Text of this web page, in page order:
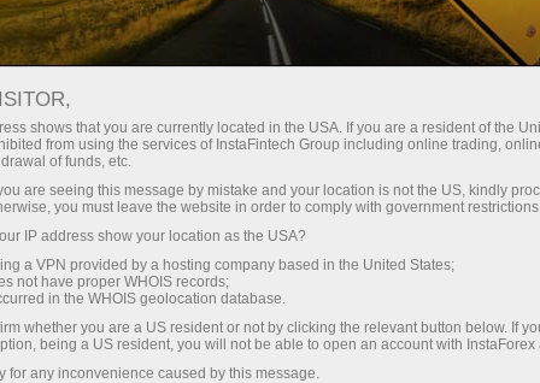
Dành cho Nhà giao dịch
Điều kiện giao dịch
An toàn với InstaForex
An toàn với InstaForex
Sau khi mở tài khoản với InstaForex, khách
hàng sẽ được hưởng dịch vụ bảo mật an toàn
cho tài khoản của mình cả trên phương diện tài
chính và kỹ thuật. Cũng cần nói thêm là hầu hết
các công nghệ được Công ty InstaForex sử
dụng đều có độ bảo vệ an toàn ngang với ngân
hàng.
shows that you are currently located in the USA. If you are a resident of the
from using the services of InstaFintech Group including online trading,
of funds, etc.
are seeing this message by mistake and your location is not the US, kindly
you must leave the website in order to comply with government
IP address show your location as the USA?
a VPN provided by a hosting company based in the United States;
not have proper WHOIS records;
in the WHOIS geolocation database.
whether you are a US resident or not by clicking the relevant button below. If
being a US resident, you will not be able to open an account with InstaForex
for any inconvenience caused by this message.